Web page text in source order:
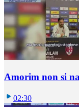
Amorim non si
02:30